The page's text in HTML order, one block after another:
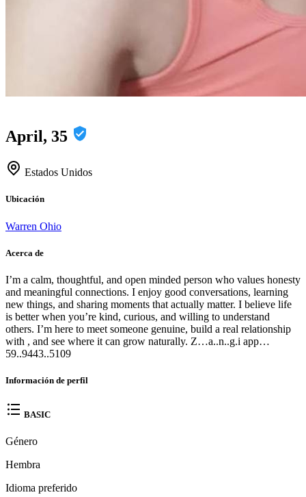
April, 35
Estados Unidos
Ubicación
Warren Ohio
Acerca de
I’m a calm, thoughtful, and open minded person who values honesty
and meaningful connections. I enjoy good conversations, learning
new things, and sharing moments that actually matter. I believe life
is better when you’re kind, curious, and willing to understand
others. I’m here to meet someone genuine, build a real relationship
with , and see where it can grow naturally. Z…a..n..g.i app…
59..9443..5109
Información de perfil
BASIC
Género
Hembra
Idioma preferido